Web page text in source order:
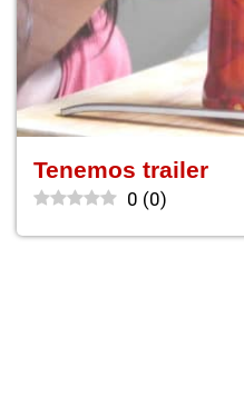
Tenemos trailer
0 (0)